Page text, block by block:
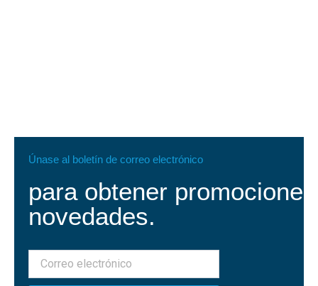
Únase al boletín de correo electrónico
para obtener
novedades.